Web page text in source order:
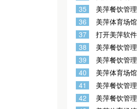
场地到预离
做什么用的？
35
美萍餐饮管
打印？
36
美萍体育场
地计次卡，
办？
37
打开美萍软
图），怎么
是显示这个
加密狗坏了
38
美萍餐饮管
闲台？
39
美萍餐饮管
证出现 fort
40
美萍体育场
的单向和双
41
美萍餐饮管
状态无效，
42
美萍餐饮管
有权限？